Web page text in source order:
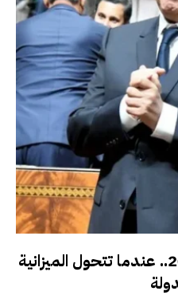
مشروع قانون المالية 2027.. عندما تتحول الميزانية